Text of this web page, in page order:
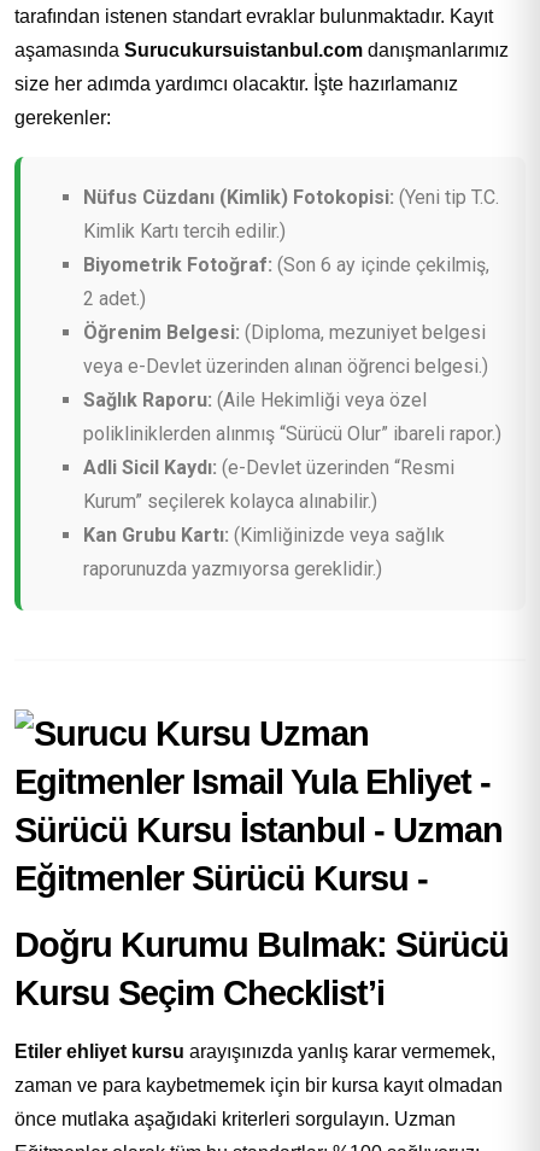
tarafından istenen standart evraklar bulunmaktadır. Kayıt
aşamasında Surucukursuistanbul.com danışmanlarımız
size her adımda yardımcı olacaktır. İşte hazırlamanız
gerekenler:
Nüfus Cüzdanı (Kimlik) Fotokopisi: (Yeni tip T.C.
Kimlik Kartı tercih edilir.)
Biyometrik Fotoğraf: (Son 6 ay içinde çekilmiş,
2 adet.)
Öğrenim Belgesi: (Diploma, mezuniyet belgesi
veya e-Devlet üzerinden alınan öğrenci belgesi.)
Sağlık Raporu: (Aile Hekimliği veya özel
polikliniklerden alınmış “Sürücü Olur” ibareli rapor.)
Adli Sicil Kaydı: (e-Devlet üzerinden “Resmi
Kurum” seçilerek kolayca alınabilir.)
Kan Grubu Kartı: (Kimliğinizde veya sağlık
raporunuzda yazmıyorsa gereklidir.)
Doğru Kurumu Bulmak: Sürücü
Kursu Seçim Checklist’i
Etiler ehliyet kursu arayışınızda yanlış karar vermemek,
zaman ve para kaybetmemek için bir kursa kayıt olmadan
önce mutlaka aşağıdaki kriterleri sorgulayın. Uzman